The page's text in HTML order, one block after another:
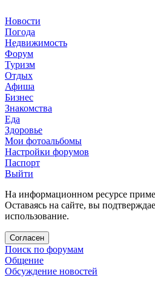
Новости
Погода
Недвижимость
Форум
Туризм
Отдых
Афиша
Бизнес
Знакомства
Еда
Здоровье
Мои фотоальбомы
Настройки форумов
Паспорт
Выйти
На информационном ресурсе
Оставаясь на сайте, вы
использование.
Согласен
Поиск по форумам
Общение
Обсуждение новостей